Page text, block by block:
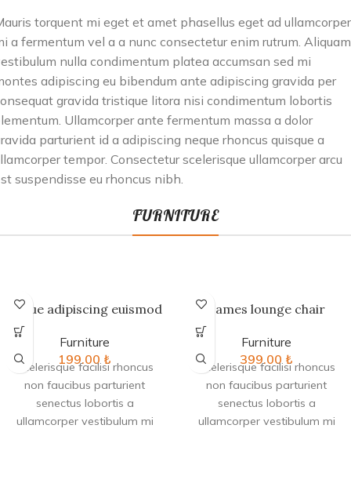
torquent mi eget et amet phasellus eget ad ullamcorper
a fermentum vel a a nunc consectetur enim rutrum. Aliquam
nulla condimentum platea accumsan sed mi
adipiscing eu bibendum ante adipiscing gravida per
gravida tristique litora nisi condimentum lobortis
Ullamcorper ante fermentum massa a dolor
parturient id a adipiscing neque rhoncus quisque a
tempor. Consectetur scelerisque ullamcorper arcu
suspendisse eu rhoncus nibh.
FURNITURE
Augue adipiscing euismod
Furniture
199.00 ₺
Scelerisque facilisi rhoncus
non faucibus parturient
senectus lobortis a
ullamcorper vestibulum mi
Eames lounge chair
Furniture
399.00 ₺
Scelerisque facilisi rhoncus
non faucibus parturient
senectus lobortis a
ullamcorper vestibulum mi